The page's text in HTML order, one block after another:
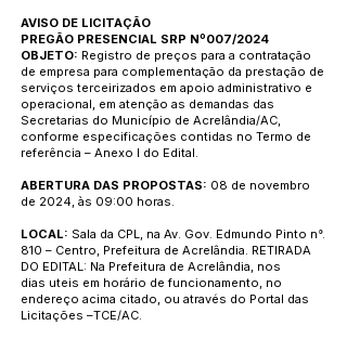
AVISO DE LICITAÇÃO
PREGÃO PRESENCIAL SRP Nº007/2024
OBJETO: Registro de preços para a contratação
de empresa para complementação da prestação de
serviços terceirizados em apoio administrativo e
operacional, em atenção as demandas das
Secretarias do Município de Acrelândia/AC,
conforme especificações contidas no Termo de
referência – Anexo I do Edital.
ABERTURA DAS PROPOSTAS: 08 de novembro
de 2024, às 09:00 horas.
LOCAL: Sala da CPL, na Av. Gov. Edmundo Pinto n°.
810 – Centro, Prefeitura de Acrelândia. RETIRADA
DO EDITAL: Na Prefeitura de Acrelândia, nos
dias uteis em horário de funcionamento, no
endereço acima citado, ou através do Portal das
Licitações –TCE/AC.